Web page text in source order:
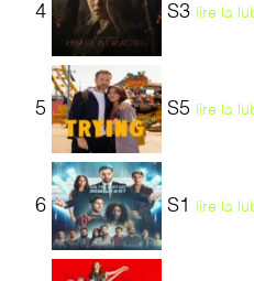
4 S3 lire la
5 S5 lire la
6 S1 lire la